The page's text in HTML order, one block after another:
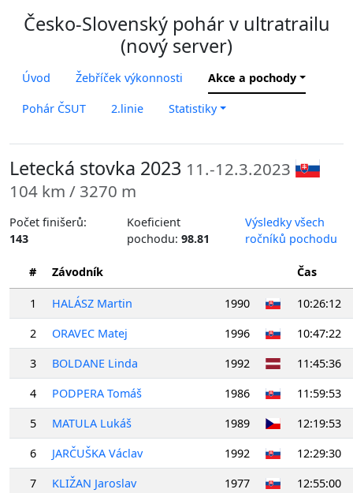
Česko-Slovenský pohár v ultratrailu
(nový server)
Úvod Žebříček výkonnosti Akce a pochody
Pohár ČSUT 2.linie Statistiky
Letecká stovka 2023 11.-12.3.2023
104 km / 3270 m
Počet finišerů:
143
Koeficient
pochodu:98.81
Výsledky všech
ročníků pochodu
# Závodník Čas
1 HALÁSZ Martin 1990
10:26:12
2
ORAVEC Matej 1996
10:47:22
3
BOLDANE Linda 1992
11:45:36
4
PODPERA Tomáš 1986
11:59:53
5
MATULA Lukáš 1989
12:19:53
6
JARČUŠKA Václav 1992
12:29:30
7
KLIŽAN Jaroslav 1977
12:55:00